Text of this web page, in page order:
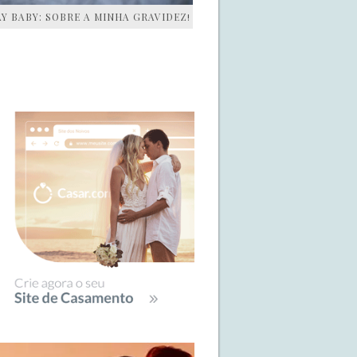
BABY: SOBRE A MINHA GRAVIDEZ!